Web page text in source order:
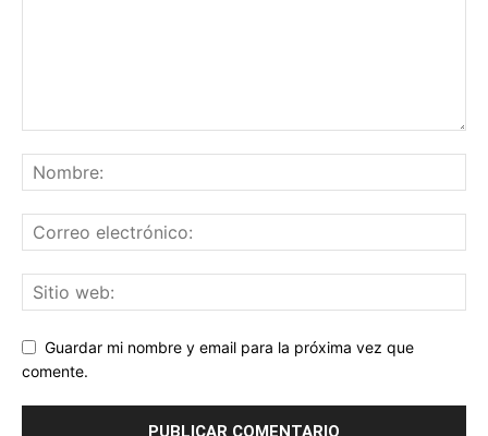
Guardar mi nombre y email para la próxima vez que
comente.